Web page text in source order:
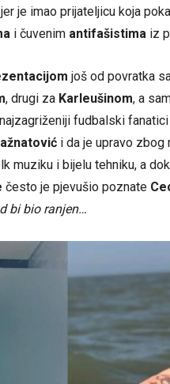
je imao prijateljicu koja
i čuvenim antifašistima iz
još od povratka
, drugi za Karleušinom, a
fudbalski
i da je upravo
muziku i bijelu tehniku, a
često je pjevušio poznate
bi bio ranjen…